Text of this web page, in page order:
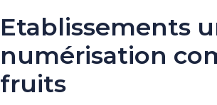
Etablissements
numérisation
fruits